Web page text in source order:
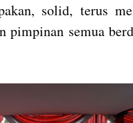
solid, terus
semua